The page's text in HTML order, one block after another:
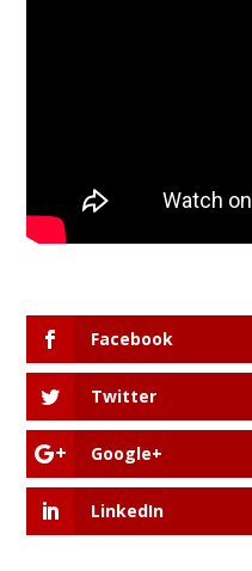
Facebook
Twitter
Google+
LinkedIn